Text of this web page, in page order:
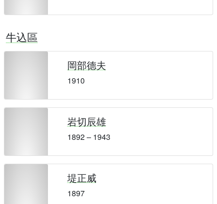
牛込區
岡部德夫
1910
岩切辰雄
1892 – 1943
堤正威
1897